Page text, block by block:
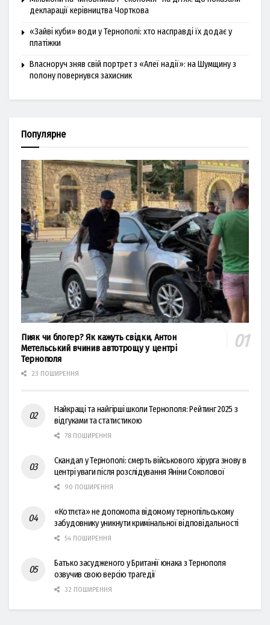
декларації керівництва Чорткова
«Зайві куби» води у Тернополі: хто насправді їх додає у
платіжки
Власноруч зняв свій портрет з «Алеї надії»: на Шумщину з
полону повернувся захисник
Популярне
Пияк чи блогер? Як кажуть свідки, Антон
Метельський вчинив автотрощу у центрі
Тернополя
23 ПОШИРЕННЯ
Найкращі та найгірші школи Тернополя: Рейтинг 2025 з
відгуками та статистикою
78 ПОШИРЕННЯ
Скандал у Тернополі: смерть військового хірурга знову в
центрі уваги після розслідування Яніни Соколової
90 ПОШИРЕННЯ
«Котлєта» не допомогла відомому тернопільському
забудовнику уникнути кримінальної відповідальності
54 ПОШИРЕННЯ
Батько засудженого у Британії юнака з Тернополя
озвучив свою версію трагедії
32 ПОШИРЕННЯ